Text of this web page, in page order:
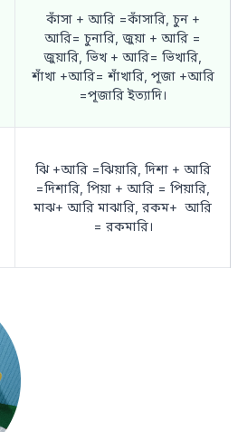
কাঁসা + আরি =কাঁসারি, চুন +
আরি= চুনারি, জুয়া + আরি =
জুয়ারি, ভিখ + আরি= ভিখারি,
শাঁখা +আরি= শাঁখারি, পূজা +আরি
=পূজারি ইত্যাদি।
ঝি +আরি =ঝিয়ারি, দিশা + আরি
=দিশারি, পিয়া + আরি = পিয়ারি,
মাঝ+ আরি মাঝারি, রকম+ আরি
= রকমারি।